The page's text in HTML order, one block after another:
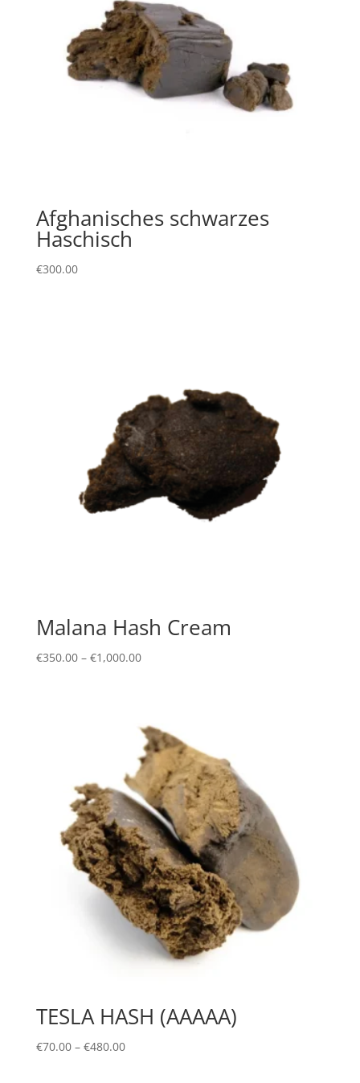
Afghanisches schwarzes
Haschisch
€300.00
Malana Hash Cream
€350.00 – €1,000.00Price
€1,000.00
TESLA HASH (AAAAA)
€70.00 – €480.00Price